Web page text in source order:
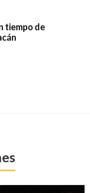
tiempo de